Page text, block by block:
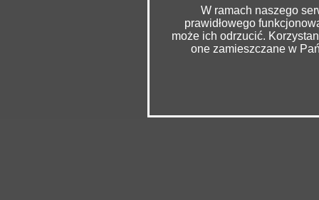
W ramach naszego
prawidłowego
może ich odrzucić.
one zamieszczane w